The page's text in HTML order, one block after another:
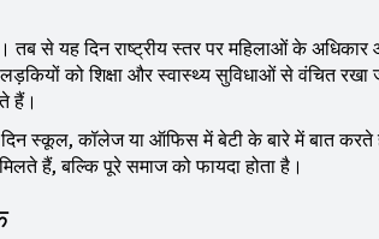
तब से यह दिन राष्ट्रीय स्तर पर महिलाओं के
को शिक्षा और स्वास्थ्य सुविधाओं से वंचित रखा
हैं।
स्कूल, कॉलेज या ऑफिस में बेटी के बारे में बात करते
हैं, बल्कि पूरे समाज को फायदा होता है।